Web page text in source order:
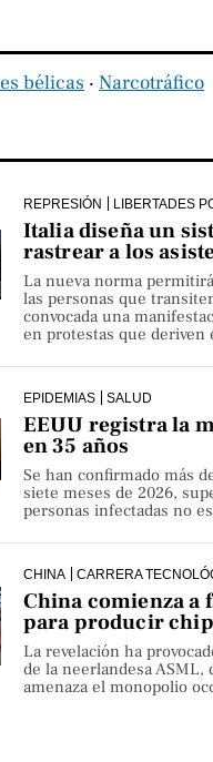
bélicas ‧ Narcotráfico
REPRESIÓN LIBERTADES
Italia diseña un
rastrear a los
La nueva norma
las personas que
convocada una
en protestas que deriven
EPIDEMIAS SALUD
EEUU registra la
en 35 años
Se han confirmado más
siete meses de 2026,
personas infectadas no
CHINA CARRERA
China comienza
para producir
La revelación ha
de la neerlandesa ASML,
amenaza el monopolio